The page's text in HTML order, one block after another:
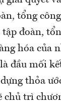
tổng
tập đoàn,
hóa của
đầu mối
thỏa
chủ trì